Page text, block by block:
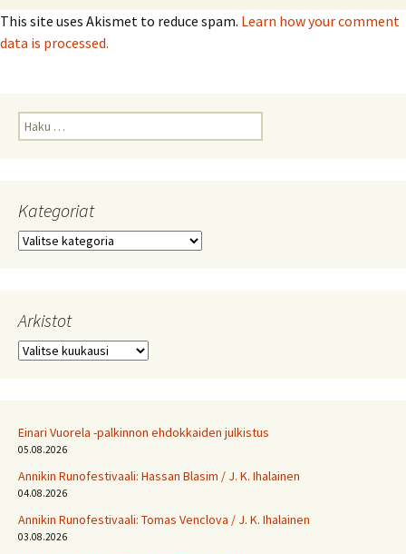
This site uses Akismet to reduce spam. Learn how your comment
data is processed.
Haku:
Kategoriat
Kategoriat
Arkistot
Arkistot
Einari Vuorela -palkinnon ehdokkaiden julkistus
05.08.2026
Annikin Runofestivaali: Has­san Bla­sim / J. K. Ihalainen
04.08.2026
Annikin Runofestivaali: Tomas Venclova / J. K. Ihalainen
03.08.2026